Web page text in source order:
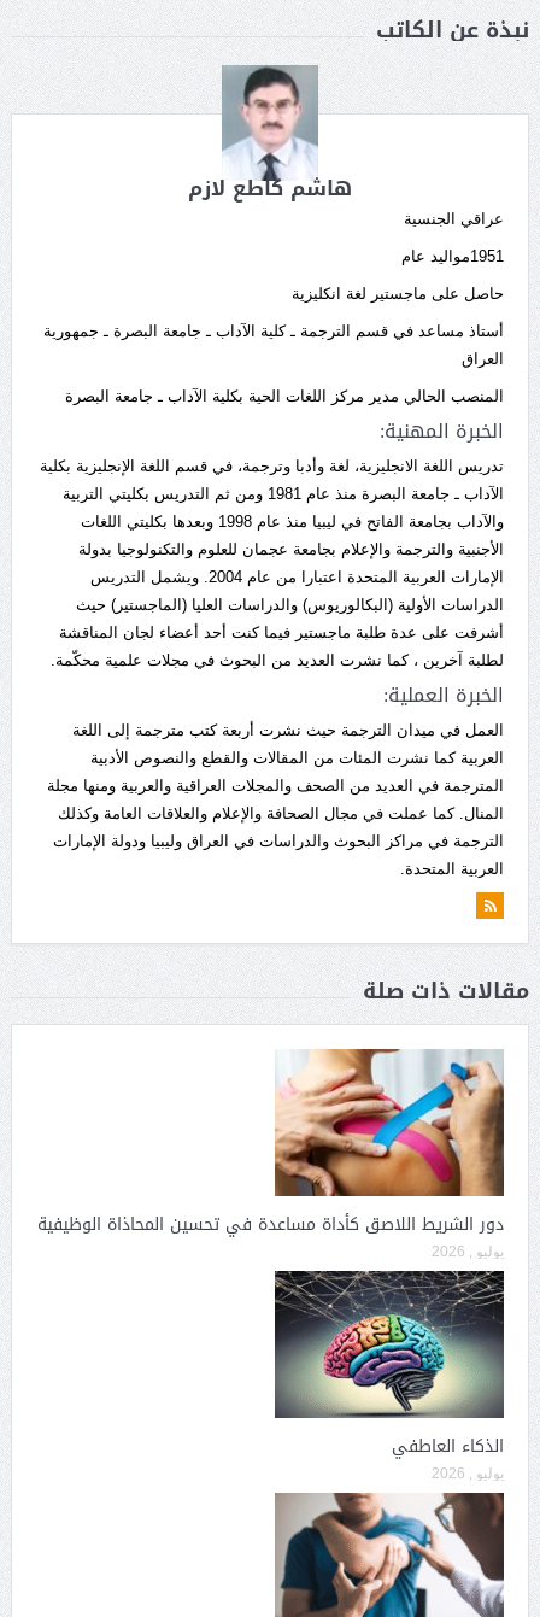
نبذة عن الكاتب
هاشم كاطع لازم
عراقي الجنسية
1951مواليد عام
حاصل على ماجستير لغة انكليزية
أستاذ مساعد في قسم الترجمة ـ كلية الآداب ـ جامعة البصرة ـ جمهورية
العراق
المنصب الحالي مدير مركز اللغات الحية بكلية الآداب ـ جامعة البصرة
الخبرة المهنية:
تدريس اللغة الانجليزية، لغة وأدبا وترجمة، في قسم اللغة الإنجليزية بكلية
الآداب ـ جامعة البصرة منذ عام 1981 ومن ثم التدريس بكليتي التربية
والآداب بجامعة الفاتح في ليبيا منذ عام 1998 وبعدها بكليتي اللغات
الأجنبية والترجمة والإعلام بجامعة عجمان للعلوم والتكنولوجيا بدولة
الإمارات العربية المتحدة اعتبارا من عام 2004. ويشمل التدريس
الدراسات الأولية (البكالوريوس) والدراسات العليا (الماجستير) حيث
أشرفت على عدة طلبة ماجستير فيما كنت أحد أعضاء لجان المناقشة
لطلبة آخرين ، كما نشرت العديد من البحوث في مجلات علمية محكّمة.
الخبرة العملية:
العمل في ميدان الترجمة حيث نشرت أربعة كتب مترجمة إلى اللغة
العربية كما نشرت المئات من المقالات والقطع والنصوص الأدبية
المترجمة في العديد من الصحف والمجلات العراقية والعربية ومنها مجلة
المنال. كما عملت في مجال الصحافة والإعلام والعلاقات العامة وكذلك
الترجمة في مراكز البحوث والدراسات في العراق وليبيا ودولة الإمارات
العربية المتحدة.
مقالات ذات صلة
دور الشريط اللاصق كأداة مساعدة في تحسين المحاذاة الوظيفية
يوليو , 2026
الذكاء العاطفي
يوليو , 2026